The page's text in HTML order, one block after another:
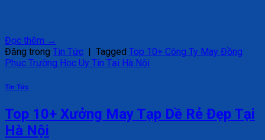
Đọc thêm →
Đăng trong Tin Tức Tagged Top 10+ Công Ty May Đồng
Phục Trường Học Uy Tín Tại Hà Nội
Tin Tức
Top 10+ Xưởng May Tạp Dề Rẻ Đẹp Tại
Hà Nội